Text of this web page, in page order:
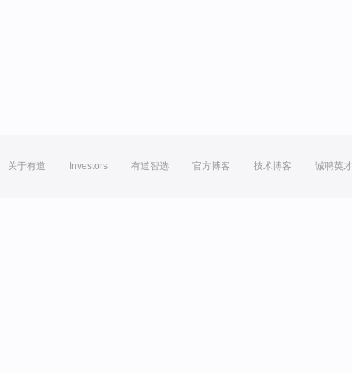
关于有道 Investors 有道智选 官方博客 技术博客 诚聘英才